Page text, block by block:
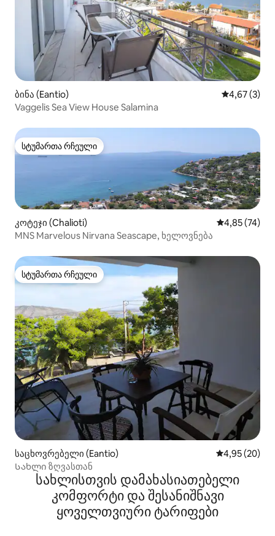
ბინა (Eantio) საშუალო
4,67 (3)
Vaggelis Sea View House Salamina
სტუმართა რჩეული
სტუმართა რჩეული
კოტეჯი (Chalioti) საშუალო
4,85 (74)
MNS Marvelous Nirvana Seascape, ხელოვნება
სტუმართა რჩეული
სტუმართა რჩეული
საცხოვრებელი (Eantio) საშუალო
4,95 (20)
Სახლი ზღვასთან
სახლისთვის დამახასიათებელი
კომფორტი და შესანიშნავი
ყოველთვიური ტარიფები